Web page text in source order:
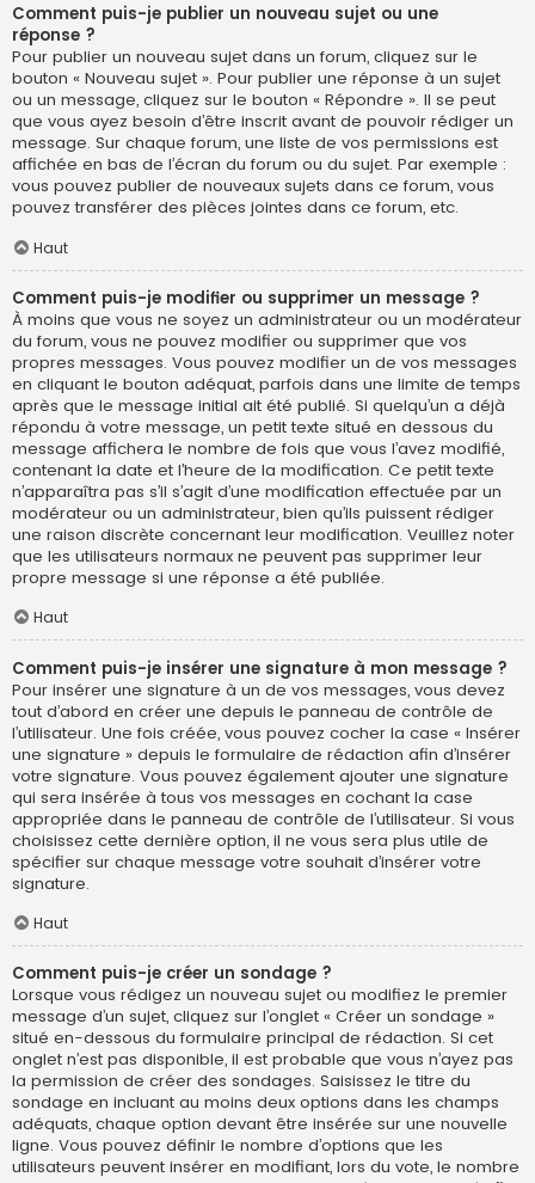
Comment puis-je publier un nouveau sujet ou une
réponse ?
Pour publier un nouveau sujet dans un forum, cliquez sur le
bouton « Nouveau sujet ». Pour publier une réponse à un sujet
ou un message, cliquez sur le bouton « Répondre ». Il se peut
que vous ayez besoin d’être inscrit avant de pouvoir rédiger un
message. Sur chaque forum, une liste de vos permissions est
affichée en bas de l’écran du forum ou du sujet. Par exemple :
vous pouvez publier de nouveaux sujets dans ce forum, vous
pouvez transférer des pièces jointes dans ce forum, etc.
Haut
Comment puis-je modifier ou supprimer un message ?
À moins que vous ne soyez un administrateur ou un modérateur
du forum, vous ne pouvez modifier ou supprimer que vos
propres messages. Vous pouvez modifier un de vos messages
en cliquant le bouton adéquat, parfois dans une limite de temps
après que le message initial ait été publié. Si quelqu’un a déjà
répondu à votre message, un petit texte situé en dessous du
message affichera le nombre de fois que vous l’avez modifié,
contenant la date et l’heure de la modification. Ce petit texte
n’apparaîtra pas s’il s’agit d’une modification effectuée par un
modérateur ou un administrateur, bien qu’ils puissent rédiger
une raison discrète concernant leur modification. Veuillez noter
que les utilisateurs normaux ne peuvent pas supprimer leur
propre message si une réponse a été publiée.
Haut
Comment puis-je insérer une signature à mon message ?
Pour insérer une signature à un de vos messages, vous devez
tout d’abord en créer une depuis le panneau de contrôle de
l’utilisateur. Une fois créée, vous pouvez cocher la case « Insérer
une signature » depuis le formulaire de rédaction afin d’insérer
votre signature. Vous pouvez également ajouter une signature
qui sera insérée à tous vos messages en cochant la case
appropriée dans le panneau de contrôle de l’utilisateur. Si vous
choisissez cette dernière option, il ne vous sera plus utile de
spécifier sur chaque message votre souhait d’insérer votre
signature.
Haut
Comment puis-je créer un sondage ?
Lorsque vous rédigez un nouveau sujet ou modifiez le premier
message d’un sujet, cliquez sur l’onglet « Créer un sondage »
situé en-dessous du formulaire principal de rédaction. Si cet
onglet n’est pas disponible, il est probable que vous n’ayez pas
la permission de créer des sondages. Saisissez le titre du
sondage en incluant au moins deux options dans les champs
adéquats, chaque option devant être insérée sur une nouvelle
ligne. Vous pouvez définir le nombre d’options que les
utilisateurs peuvent insérer en modifiant, lors du vote, le nombre